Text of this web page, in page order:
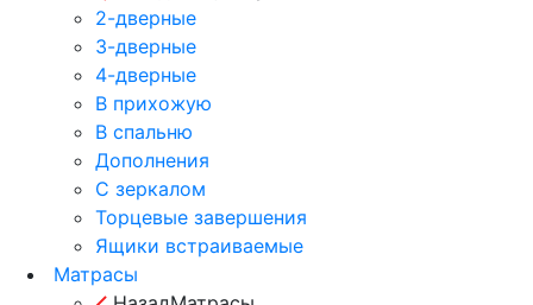
2-дверные
3-дверные
4-дверные
В прихожую
В спальню
Дополнения
С зеркалом
Торцевые завершения
Ящики встраиваемые
Матрасы